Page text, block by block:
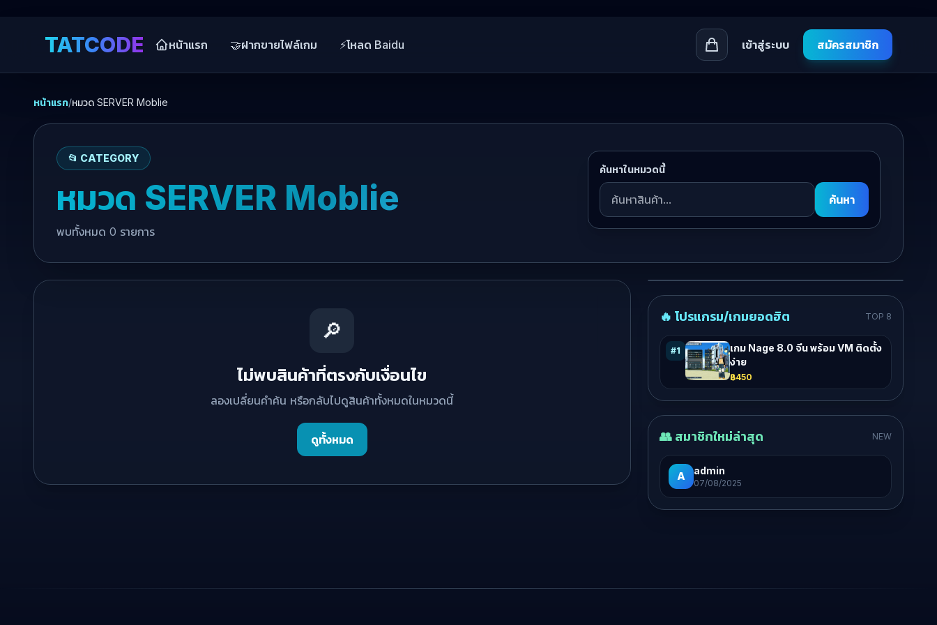
TATCODE หน้าแรก 🤝ฝากขายไฟล์เกม ⚡โหลด Baidu เข้าสู่ระบบ สมัครสมาชิก
หน้าแรก/หมวด SERVER Moblie
📂 CATEGORY
หมวด SERVER Moblie
พบทั้งหมด 0 รายการ
ค้นหาในหมวดนี้
ค้นหา
🔎
ไม่พบสินค้าที่ตรงกับเงื่อนไข
ลองเปลี่ยนคำค้น หรือกลับไปดูสินค้าทั้งหมดในหมวดนี้
ดูทั้งหมด
🔥 โปรแกรม/เกมยอดฮิต TOP 8
#1
เกม Nage 8.0 จีน พร้อม VM ติดตั้ง
ง่าย
฿450
👥 สมาชิกใหม่ล่าสุด NEW
A admin
07/08/2025